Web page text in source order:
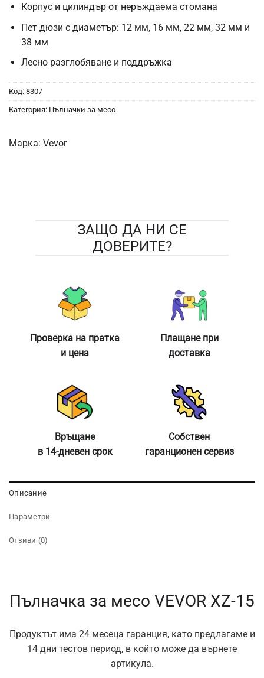
Корпус и цилиндър от неръждаема стомана
Пет дюзи с диаметър: 12 мм, 16 мм, 22 мм, 32 мм и
38 мм
Лесно разглобяване и поддръжка
Код: 8307
Категория: Пълначки за месо
Марка: Vevor
ЗАЩО ДА НИ СЕ
ДОВЕРИТЕ?
Проверка на пратка
и цена
Плащане при
доставка
Връщане
в 14-дневен срок
Собствен
гаранционен сервиз
Описание
Параметри
Отзиви (0)
Пълначка за месо VEVOR XZ-15
Продуктът има 24 месеца гаранция, като предлагаме и
14 дни тестов период, в който може да върнете
артикула.